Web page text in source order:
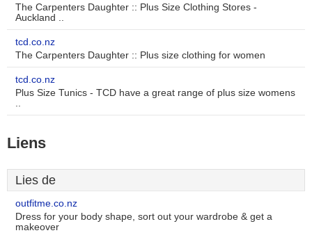
The Carpenters Daughter :: Plus Size Clothing Stores -
Auckland ..
tcd.co.nz
The Carpenters Daughter :: Plus size clothing for women
tcd.co.nz
Plus Size Tunics - TCD have a great range of plus size womens
..
Liens
Lies de
outfitme.co.nz
Dress for your body shape, sort out your wardrobe & get a
makeover